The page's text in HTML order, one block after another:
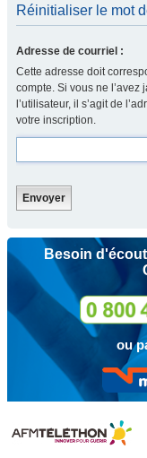
Réinitialiser le mot
Adresse de courriel :
Cette adresse doit
compte. Si vous ne
l’utilisateur, il s’agit de
votre inscription.
Besoin
ou